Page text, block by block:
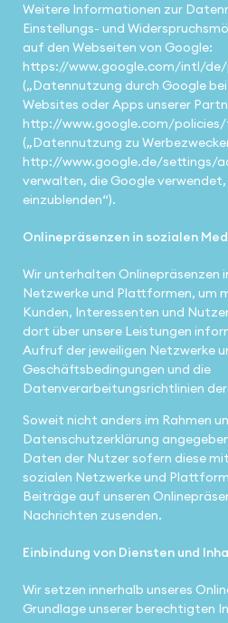
Weitere Informationen zur
Einstellungs- und
auf den Webseiten von Google:
https://www.google.com/intl/
(„Datennutzung durch Google
Websites oder Apps unserer
http://www.google.com/
(„Datennutzung zu
http://www.google.de/settings/
verwalten, die Google verwendet,
einzublenden“).
Onlinepräsenzen in sozialen
Wir unterhalten Onlinepräsenzen
Netzwerke und Plattformen, um
Kunden, Interessenten und
dort über unsere Leistungen
Aufruf der jeweiligen Netzwerke
Geschäftsbedingungen und die
Datenverarbeitungsrichtlinien
Soweit nicht anders im Rahmen
Datenschutzerklärung
Daten der Nutzer sofern diese
sozialen Netzwerke und
Beiträge auf unseren
Nachrichten zusenden.
Einbindung von Diensten und
Wir setzen innerhalb unseres
Grundlage unserer berechtigten